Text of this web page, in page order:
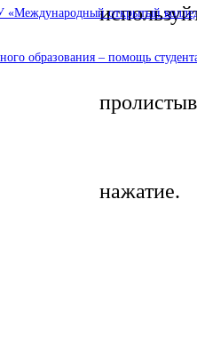
нажатие.
открытый
образования – помощь